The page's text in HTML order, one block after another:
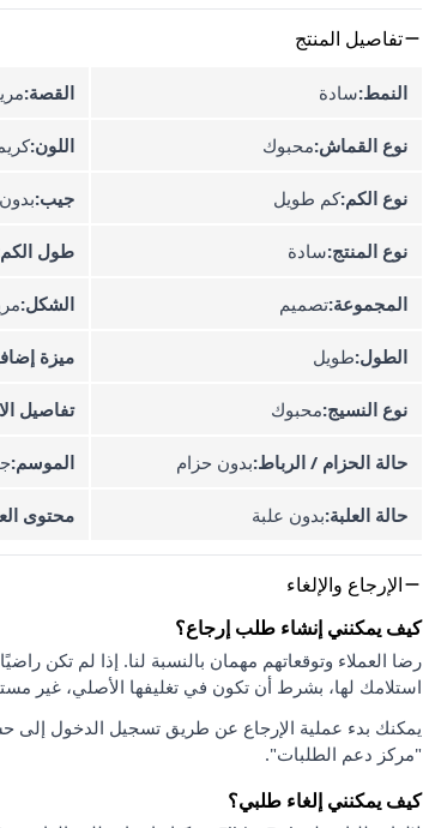
تفاصيل المنتج
النمط:سادة القصة:
نوع القماش:محبوك اللون:
نوع الكم:كم طويل جيب:
نوع المنتج:سادة طول
المجموعة:تصميم الشكل:
الطول:طويل ميزة
نوع النسيج:محبوك تفاصيل
حالة الحزام / الرباط:بدون حزام الموسم:
حالة العلبة:بدون علبة محتوى
الإرجاع والإلغاء
كيف يمكنني إنشاء طلب إرجاع؟
استلامك لها، بشرط أن تكون في تغليفها الأصلي، غير
يمكنك بدء عملية الإرجاع عن طريق تسجيل الدخول
"مركز دعم الطلبات".
كيف يمكنني إلغاء طلبي؟